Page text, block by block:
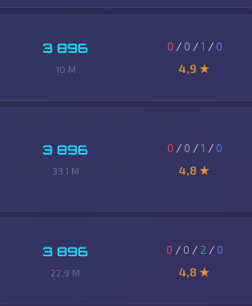
3 896
10 M
0 / 0 /1 /0
4,9 ★
3 896
33,1 M
0 / 0 /1 /0
4,8 ★
3 896
22,9 M
0 / 0 / 2 /0
4,8 ★